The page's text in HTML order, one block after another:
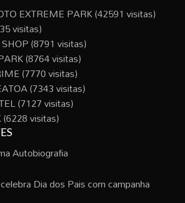
EXTREME PARK(42591 visitas)
visitas)
(8791 visitas)
(8764 visitas)
(7770 visitas)
(7343 visitas)
(7127 visitas)
(6228 visitas)
Autobiografia
Dia dos Pais com campanha